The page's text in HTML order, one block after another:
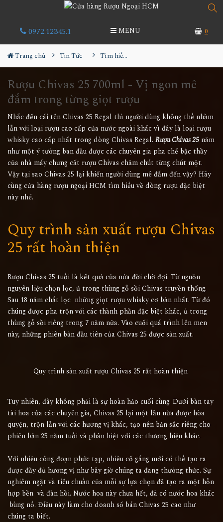
0972.12345.1 MENU 0
Trang chủ Tin Tức Tìm hiểu về rượu
Rượu Chivas 25 700ml - Vị ngon mê
đắm trong từng giọt rượu
Nhắc đến cái tên Chivas 25 Regal thì người dùng không thể nhầm
lẫn với loại rượu cao cấp của nước ngoài khác vì đây là loại rượu
whisky cao cấp nhất trong dòng Chivas Regal. Rượu Chivas 25 năm
như một ý tưởng ban đầu được các chuyên gia pha chế bậc thầy
của nhà máy chưng cất rượu Chivas chăm chút từng chút một.
Vậy tại sao Chivas 25 lại khiến người dùng mê đắm đến vậy? Hãy
cùng cửa hàng rượu ngoại HCM tìm hiểu về dòng rượu đặc biệt
này nhé.
Quy trình sản xuất rượu Chivas
25 rất hoàn thiện
Rượu Chivas 25 tuổi là kết quả của nửa đời chờ đợi. Từ nguồn
nguyên liệu chọn lọc, ủ trong thùng gỗ sồi Chivas truyền thống.
Sau 18 năm chắt lọc những giọt rượu whisky cơ bản nhất. Từ đó
chúng được pha trộn với các thành phần đặc biệt khác, ủ trong
thùng gỗ sồi riêng trong 7 năm nữa. Vào cuối quá trình lên men
này, những phiên bản đầu tiên của Chivas 25 được sản xuất.
Quy trình sản xuất rượu Chivas 25 rất hoàn thiện
Tuy nhiên, đây không phải là sự hoàn hảo cuối cùng. Dưới bàn tay
tài hoa của các chuyên gia, Chivas 25 lại một lần nữa được hòa
quyện, trộn lẫn với các hương vị khác, tạo nên bản sắc riêng cho
phiên bản 25 năm tuổi và phân biệt với các thương hiệu khác.
Với nhiều công đoạn phức tạp, nhiều cố gắng mới có thể tạo ra
được đầy đủ hương vị như bây giờ chúng ta đang thưởng thức. Sự
nghiêm ngặt và tiêu chuẩn của mỗi sự lựa chọn đã tạo ra một hỗn
hợp bền và đàn hồi. Nước hoa này chưa hết, đã có nước hoa khác
bùng nổ. Điều này làm cho doanh số bán Chivas 25 cao như
chúng ta biết.